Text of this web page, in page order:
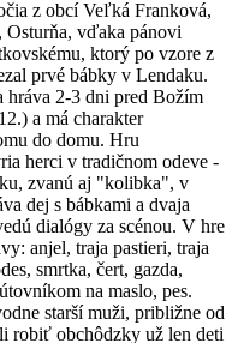
z obcí Veľká Franková,
Osturňa, vďaka pánovi
ktorý po vzore z
prvé bábky v Lendaku.
hráva 2-3 dni pred Božím
a má charakter
do domu. Hru
herci v tradičnom odeve -
zvanú aj "kolibka", v
dej s bábkami a dvaja
dialógy za scénou. V hre
anjel, traja pastieri, traja
smrtka, čert, gazda,
na maslo, pes.
starší muži, približne od
robiť obchôdzky už len deti